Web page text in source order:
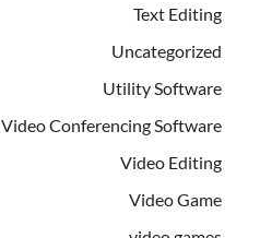
Text Editing
Uncategorized
Utility Software
Video Conferencing Software
Video Editing
Video Game